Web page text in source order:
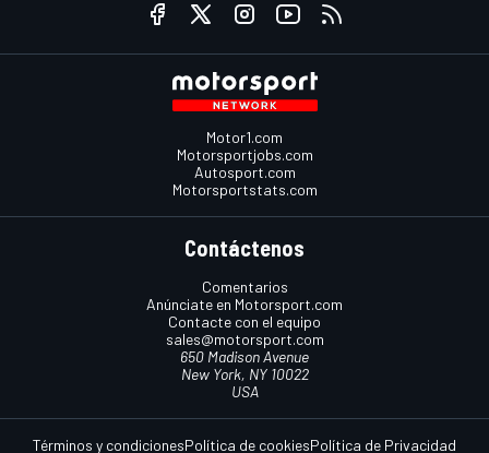
Motor1.com
Motorsportjobs.com
Autosport.com
Motorsportstats.com
Contáctenos
Comentarios
Anúnciate en Motorsport.com
Contacte con el equipo
sales@motorsport.com
650 Madison Avenue
New York, NY 10022
USA
Términos y condicionesPolítica de cookiesPolítica de Privacidad